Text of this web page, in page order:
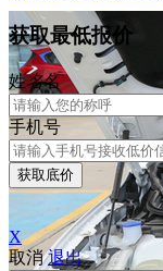
获取最低报价
姓名名
手机号
获取底价
X
取消 退出